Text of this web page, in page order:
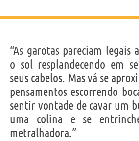
“As garotas pareciam legais
o sol resplandecendo em
seus cabelos. Mas vá se
pensamentos escorrendo
sentir vontade de cavar um
uma colina e se
metralhadora.”